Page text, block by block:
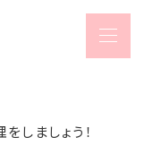
しましょう！